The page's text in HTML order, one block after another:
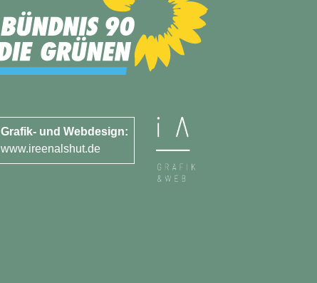
Grafik- und Webdesign:
www.ireenalshut.de